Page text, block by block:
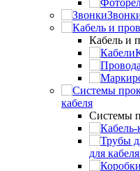
Кабель и
кабеля
Системы
для